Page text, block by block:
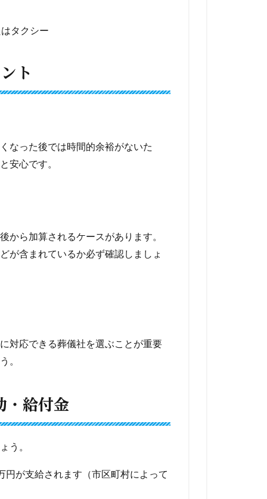
タクシー
ト
なった後では時間的余裕がないた
安心です。
から加算されるケースがあります。
が含まれているか必ず確認しましょ
対応できる葬儀社を選ぶことが重要
。
・給付金
う。
円が支給されます（市区町村によって